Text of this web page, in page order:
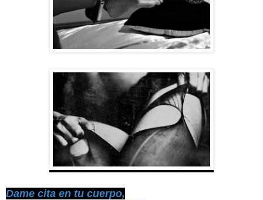
Dame cita en tu cuerpo,